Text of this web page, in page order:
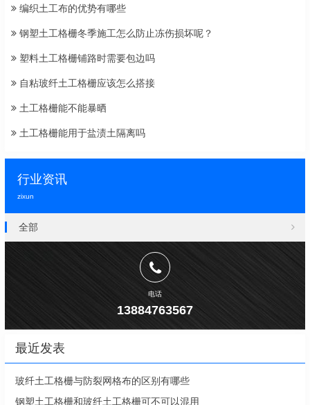
编织土工布的优势有哪些
钢塑土工格栅冬季施工怎么防止冻伤损坏呢？
塑料土工格栅铺路时需要包边吗
自粘玻纤土工格栅应该怎么搭接
土工格栅能不能暴晒
土工格栅能用于盐渍土隔离吗
行业资讯
zixun
全部
电话
13884763567
最近发表
玻纤土工格栅与防裂网格布的区别有哪些
钢塑土工格栅和玻纤土工格栅可不可以混用